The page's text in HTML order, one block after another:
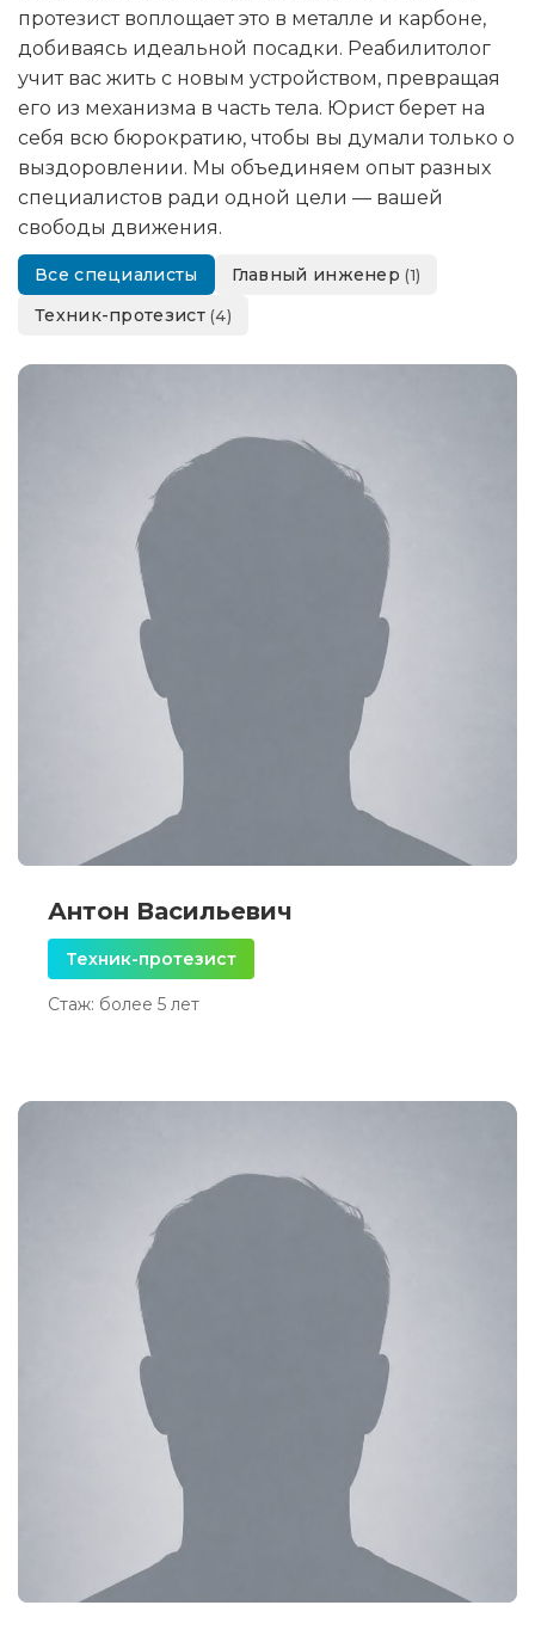
протезист воплощает это в металле и карбоне,
добиваясь идеальной посадки. Реабилитолог
учит вас жить с новым устройством, превращая
его из механизма в часть тела. Юрист берет на
себя всю бюрократию, чтобы вы думали только о
выздоровлении. Мы объединяем опыт разных
специалистов ради одной цели — вашей
свободы движения.
Все специалисты Главный инженер(1)
Техник-протезист(4)
Антон Васильевич
Техник-протезист
Стаж: более 5 лет